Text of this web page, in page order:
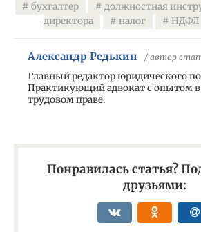
бухгалтер
должностная
директора
налог НДФЛ
Александр Редькин / автор
Главный редактор юридического
Практикующий адвокат с опытом
трудовом праве.
Понравилась статья?
друзьями: